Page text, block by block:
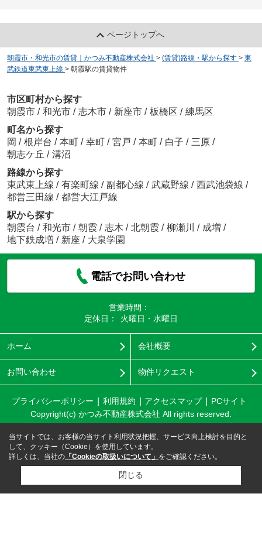
ページトップへ
朝霞市・和光市の賃貸｜かつみ不動産株式会社 > (賃貸)路線・駅から探す > 東
武鉄道東武東上線 > 朝霞駅の賃貸物件
市区町村から探す
朝霞市 / 和光市 / 志木市 / 新座市 / 板橋区 / 練馬区
町名から探す
岡 / 根岸台 / 本町 / 幸町 / 宮戸 / 本町 / 白子 / 三原 /
朝志ケ丘 / 溝沼
路線から探す
東武東上線 / 有楽町線 / 副都心線 / 武蔵野線 / 西武池袋線 /
都営三田線 / 都営大江戸線
駅から探す
朝霞台 / 和光市 / 朝霞 / 志木 / 北朝霞 / 柳瀬川 / 成増 /
地下鉄成増 / 新座 / 大泉学園
電話でお問い合わせ
営業時間：
定休日：
火曜日・水曜日
ホーム 会社概要
お問い合わせ 物件リクエスト
プライバシーポリシー 利用規約 アクセスマップ
PCサイト
Copyright(c) かつみ不動産株式会社 All rights reserved.
当サイトでは、お客様の当サイト利用状況把握、サービス向上検討を目的と
して、クッキー（Cookie）を使用しています。
詳しくは、当社の 「Cookieの取扱いについて」 をご確認ください。
閉じる